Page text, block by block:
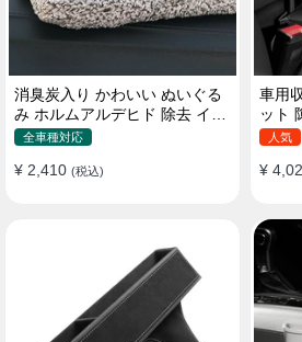
消臭炭入り かわいい ぬいぐる
み ホルムアルデヒド 除去 イン
テリア 贈り物
全車種対応
¥ 2,410 (税込)
車用
ット
ボッ
人気
¥